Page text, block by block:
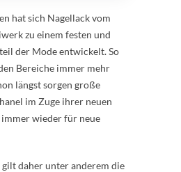
hat sich Nagellack vom
zu einem festen und
der Mode entwickelt. So
Bereiche immer mehr
längst sorgen große
im Zuge ihrer neuen
wieder für neue
gilt daher unter anderem die